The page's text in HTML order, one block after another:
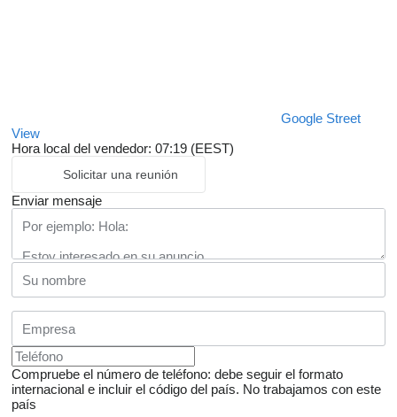
Google Street
View
Hora local del vendedor: 07:19 (EEST)
Solicitar una reunión
Enviar mensaje
Compruebe el número de teléfono: debe seguir el formato
internacional e incluir el código del país. No trabajamos con este
país